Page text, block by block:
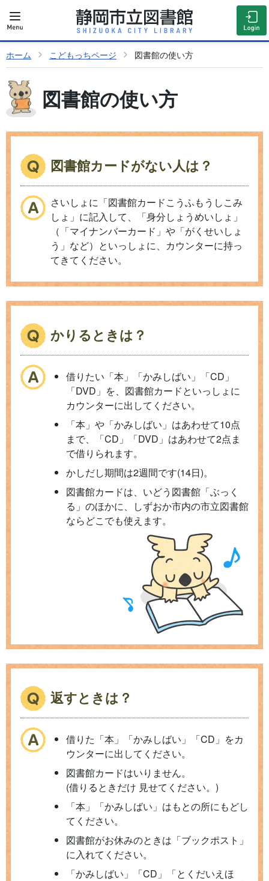
ホーム こどもっちページ 図書館の使い方
図書館の使い方
図書館カードがない人は？
さいしょに「図書館カードこうふもうしこみ
しょ」に記入して、「身分しょうめいしょ」
（「マイナンバーカード」や「がくせいしょ
う」など）といっしょに、カウンターに持っ
てきてください。
かりるときは？
借りたい「本」「かみしばい」「CD」
「DVD」を、図書館カードといっしょに
カウンターに出してください。
「本」や「かみしばい」はあわせて10点
まで、「CD」「DVD」はあわせて2点ま
で借りられます。
かしだし期間は2週間です(14日)。
図書館カードは、いどう図書館「ぶっく
る」のほかに、しずおか市内の市立図書館
ならどこでも使えます。
返すときは？
借りた「本」「かみしばい」「CD」をカ
ウンターに出してください。
図書館カードはいりません。
(借りるときだけ 見せてください。 )
「本」「かみしばい」はもとの所にもどし
てください。
図書館がお休みのときは「ブックポスト」
に入れてください。
「かみしばい」「CD」「とくだいえほ